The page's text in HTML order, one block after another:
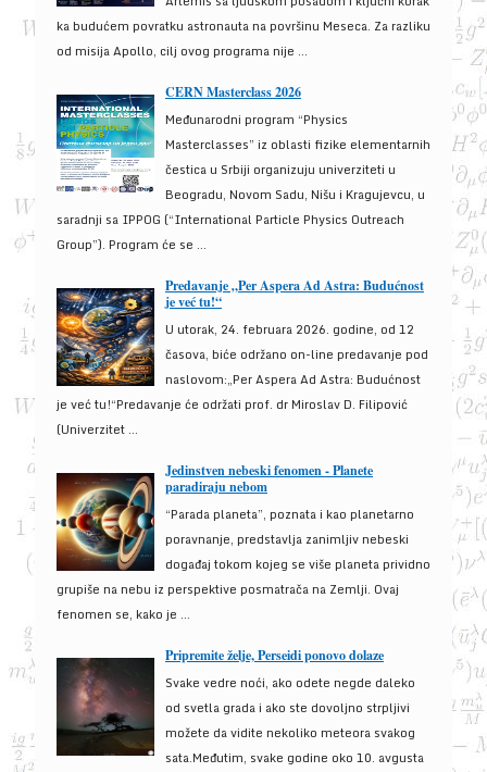
ka budućem povratku astronauta na površinu Meseca. Za razliku
od misija Apollo, cilj ovog programa nije ...
CERN Masterclass 2026
Međunarodni program “Physics
Masterclasses” iz oblasti fizike elementarnih
čestica u Srbiji organizuju univerziteti u
Beogradu, Novom Sadu, Nišu i Kragujevcu, u
saradnji sa IPPOG (“International Particle Physics Outreach
Group”). Program će se ...
Predavanje „Per Aspera Ad Astra: Budućnost
je već tu!“
U utorak, 24. februara 2026. godine, od 12
časova, biće održano on-line predavanje pod
naslovom:„Per Aspera Ad Astra: Budućnost
je već tu!“Predavanje će održati prof. dr Miroslav D. Filipović
(Univerzitet ...
Jedinstven nebeski fenomen - Planete
paradiraju nebom
“Parada planeta”, poznata i kao planetarno
poravnanje, predstavlja zanimljiv nebeski
događaj tokom kojeg se više planeta prividno
grupiše na nebu iz perspektive posmatrača na Zemlji. Ovaj
fenomen se, kako je ...
Pripremite želje, Perseidi ponovo dolaze
Svake vedre noći, ako odete negde daleko
od svetla grada i ako ste dovoljno strpljivi
možete da vidite nekoliko meteora svakog
sata.Međutim, svake godine oko 10. avgusta